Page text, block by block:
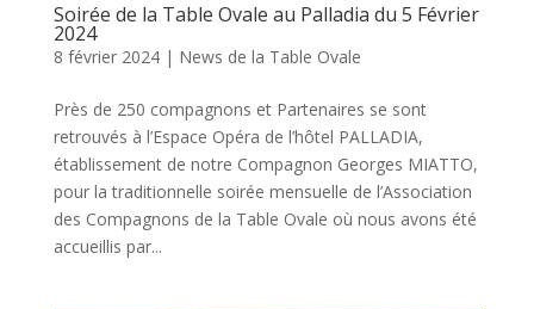
Soirée de la Table Ovale au Palladia du 5 Février
2024
8 février 2024| News de la Table Ovale
Près de 250 compagnons et Partenaires se sont
retrouvés à l’Espace Opéra de l’hôtel PALLADIA,
établissement de notre Compagnon Georges MIATTO,
pour la traditionnelle soirée mensuelle de l’Association
des Compagnons de la Table Ovale où nous avons été
accueillis par...